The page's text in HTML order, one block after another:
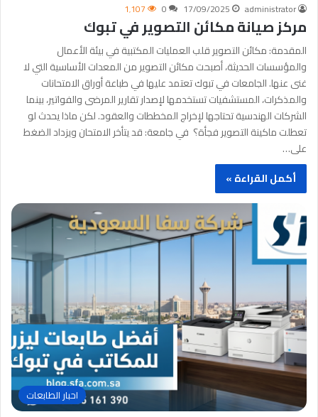
administrator
17/09/2025
0 1٬107
مركز صيانة مكائن التصوير في تبوك
المقدمة: مكائن التصوير قلب العمليات المكتبية في بيئة الأعمال
والمؤسسات الحديثة، أصبحت مكائن التصوير من المعدات الأساسية التي لا
غنى عنها. الجامعات في تبوك تعتمد عليها في طباعة أوراق الامتحانات
والمذكرات، المستشفيات تستخدمها لإصدار تقارير المرضى والفواتير، بينما
الشركات الهندسية تحتاجها لإخراج المخططات والعقود. لكن ماذا يحدث لو
تعطلت ماكينة التصوير فجأة؟ في جامعة: قد يتأخر الامتحان ويزداد الضغط
على…
أكمل القراءة »
احبار الطابعات